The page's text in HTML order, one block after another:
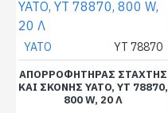
YATO YT 78870
ΑΠΟΡΡΟΦΗΤΉΡΑΣ ΣΤΆΧΤΗΣ
ΚΑΙ ΣΚΌΝΗΣ YATO, YT 78870,
800 W, 20 Λ